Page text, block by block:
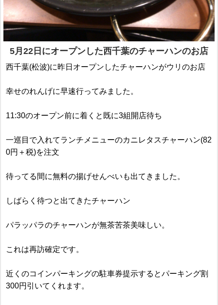
5月22日にオープンした西千葉のチャーハンのお店
西千葉(松波)に昨日オープンしたチャーハンがウリのお店
幸せのれんげに早速行ってみました。
11:30のオープン前に着くと既に3組開店待ち
一巡目で入れてランチメニューのカニレタスチャーハン(82
0円＋税)を注文
待ってる間に無料の揚げせんべいも出てきました。
しばらく待つと出てきたチャーハン
パラッパラのチャーハンが無茶苦茶美味しい。
これは再訪確定です。
近くのコインパーキングの駐車券提示するとパーキング割
300円引いてくれます。